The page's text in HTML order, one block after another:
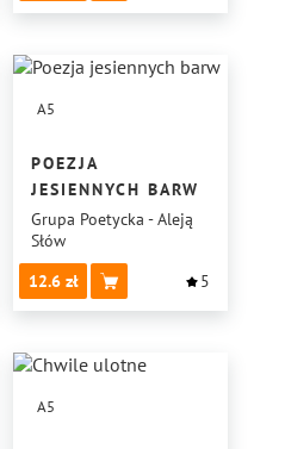
A5
POEZJA
JESIENNYCH BARW
Grupa Poetycka - Aleją
Słów
12.6
5
A5